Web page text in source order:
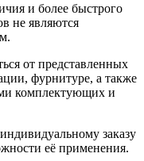
и более быстрого
не являются
от представленных
фурнитуре, а также
комплектующих и
заказу
её применения.